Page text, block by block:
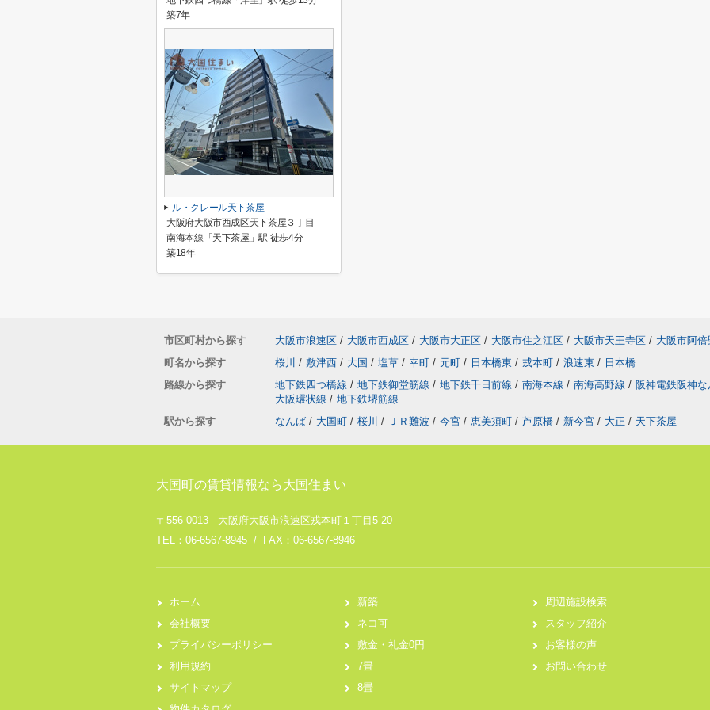
築7年
ル・クレール天下茶屋
大阪府大阪市西成区天下茶屋３丁目
南海本線「天下茶屋」駅 徒歩4分
築18年
市区町村から探す 大阪市浪速区 / 大阪市西成区 / 大阪市大正区 / 大阪市住之江区 / 大阪市天王寺区 / 大阪市阿倍
町名から探す
桜川 / 敷津西 / 大国 / 塩草 / 幸町 / 元町 / 日本橋東 / 戎本町 / 浪速東 / 日本橋
路線から探す
地下鉄四つ橋線 / 地下鉄御堂筋線 / 地下鉄千日前線 / 南海本線 / 南海高野線 / 阪神電鉄阪神
大阪環状線 / 地下鉄堺筋線
駅から探す
なんば / 大国町 / 桜川 / ＪＲ難波 / 今宮 / 恵美須町 / 芦原橋 / 新今宮 / 大正 / 天下茶屋
大国町の賃貸情報なら大国住まい
〒556-0013 大阪府大阪市浪速区戎本町１丁目5-20
TEL：06-6567-8945 / FAX：06-6567-8946
ホーム
会社概要
プライバシーポリシー
利用規約
サイトマップ
新築
ネコ可
敷金・礼金0円
7畳
8畳
周辺施設検索
スタッフ紹介
お客様の声
お問い合わせ